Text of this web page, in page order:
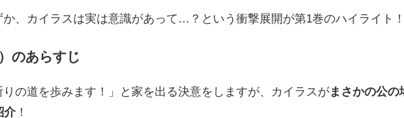
か、カイラスは実は意識があって…？という衝撃展開が第1巻のハイライト
のあらすじ
の道を歩みます！」と家を出る決意をしますが、カイラスがまさかの公の
介！